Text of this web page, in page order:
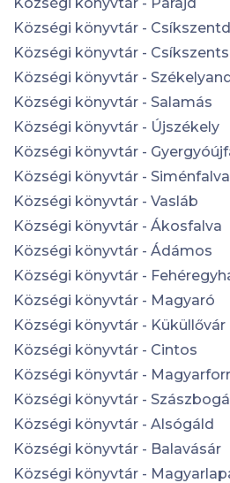
Községi könyvtár -
Községi könyvtár -
Községi könyvtár -
Községi könyvtár - Salamás
Községi könyvtár - Újszékely
Községi könyvtár -
Községi könyvtár - Siménfalva
Községi könyvtár - Vasláb
Községi könyvtár - Ákosfalva
Községi könyvtár - Ádámos
Községi könyvtár -
Községi könyvtár - Magyaró
Községi könyvtár - Küküllővár
Községi könyvtár - Cintos
Községi könyvtár -
Községi könyvtár -
Községi könyvtár - Alsógáld
Községi könyvtár - Balavásár
Községi könyvtár -